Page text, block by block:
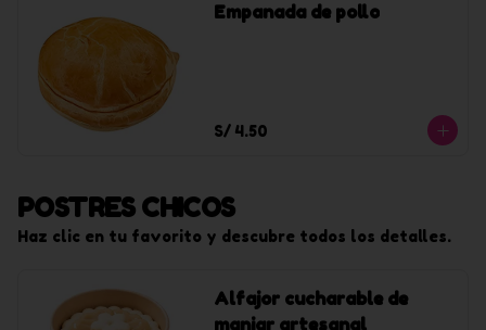
Empanada de pollo
S/ 4.50
POSTRES CHICOS
Haz clic en tu favorito y descubre todos los detalles.
Alfajor cucharable de
manjar artesanal